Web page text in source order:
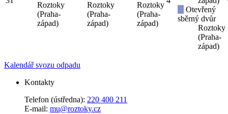
Roztoky
(Praha-
západ)
Roztoky
(Praha-
západ)
Roztoky
(Praha-
západ)
Otevřený
sběrný dvůr
Roztoky
(Praha-
západ)
Kalendář svozu odpadu
Kontakty
Telefon (ústředna): 220 400 211
E-mail: mu@roztoky.cz